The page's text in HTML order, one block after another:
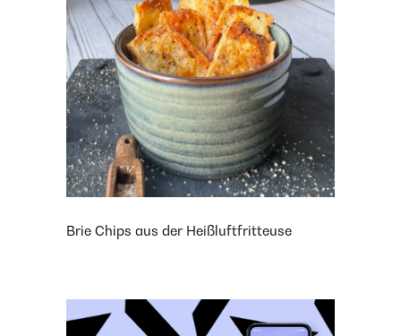
Brie Chips aus der Heißluftfritteuse